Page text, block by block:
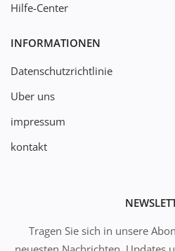
Hilfe-Center
INFORMATIONEN
Datenschutzrichtlinie
Uber uns
impressum
kontakt
Tragen Sie sich in unsere